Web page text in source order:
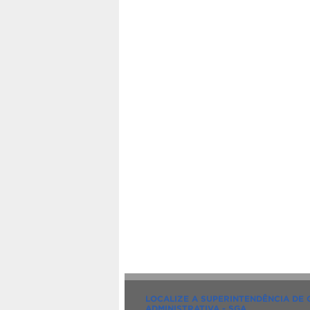
LOCALIZE A SUPERINTENDÊNCIA DE
ADMINISTRATIVA - SGA